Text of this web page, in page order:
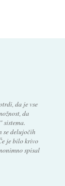
da je vse
da
se delujočih
je bilo krivo
spisal